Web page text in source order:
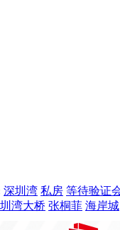
深圳湾 私房 等待验证
湾大桥 张桐菲 海岸城